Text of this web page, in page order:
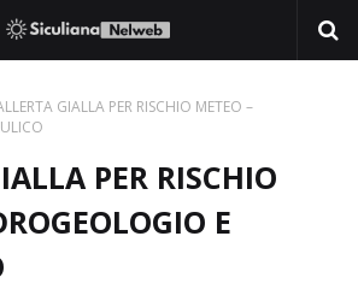
GIALLA PER RISCHIO METEO –
PER RISCHIO
E